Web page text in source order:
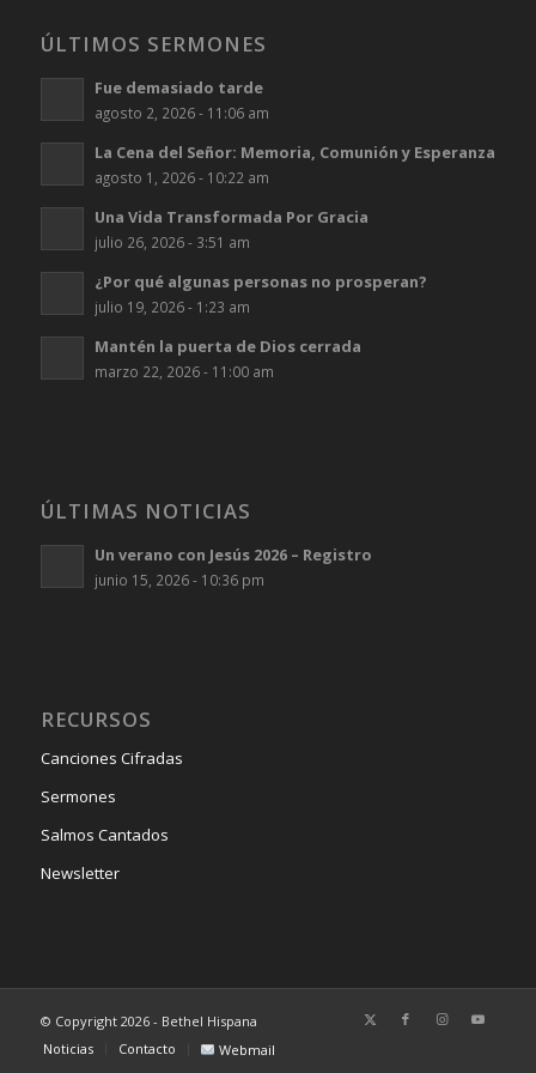
ÚLTIMOS SERMONES
Fue demasiado tarde
agosto 2, 2026 - 11:06 am
La Cena del Señor: Memoria, Comunión y Esperanza
agosto 1, 2026 - 10:22 am
Una Vida Transformada Por Gracia
julio 26, 2026 - 3:51 am
¿Por qué algunas personas no prosperan?
julio 19, 2026 - 1:23 am
Mantén la puerta de Dios cerrada
marzo 22, 2026 - 11:00 am
ÚLTIMAS NOTICIAS
Un verano con Jesús 2026 – Registro
junio 15, 2026 - 10:36 pm
RECURSOS
Canciones Cifradas
Sermones
Salmos Cantados
Newsletter
© Copyright 2026 - Bethel Hispana
Noticias
Contacto Webmail